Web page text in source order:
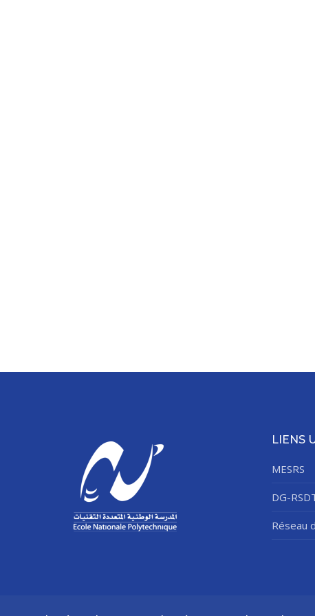
LIENS
MESRS
DG-
Réseau